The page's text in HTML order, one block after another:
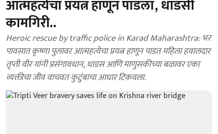
आत्महत्येचा प्रयत्न हाणून पाडला, धाडसी
कामगिरी..
Heroic rescue by traffic police in Karad Maharashtra: भर
पावसात कृष्णा पुलावर आत्महत्येचा प्रयत्न हाणून पाडत महिला हवालदार
तृप्ती वीर यांनी प्रसंगावधान, धाडस आणि माणुसकीच्या बळावर एका
व्यक्तीचा जीव वाचवत कुटुंबाचा आधार टिकवला.